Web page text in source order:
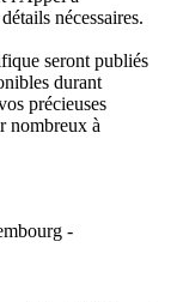
nécessaires.
seront publiés
durant
précieuses
nombreux à
-